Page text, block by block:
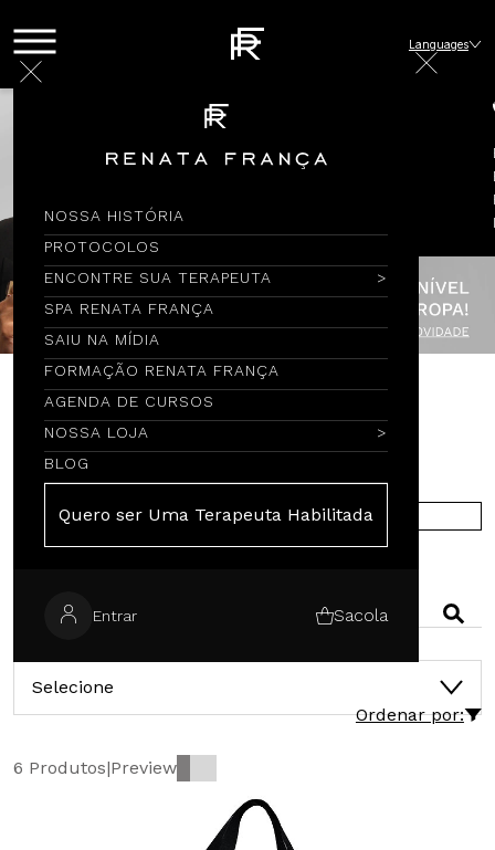
NOSSA HISTÓRIA
PROTOCOLOS
ENCONTRE SUA TERAPEUTA
SPA RENATA FRANÇA
SAIU NA MÍDIA
FORMAÇÃO RENATA FRANÇA
AGENDA DE CURSOS
NOSSA LOJA
BLOG
Quero ser Uma Terapeuta Habilitada
Entrar Sacola
Languages
Encontre por Nome
COMPRE NA EUROPA
Selecione
Ordenar por:
6 Produtos|Preview